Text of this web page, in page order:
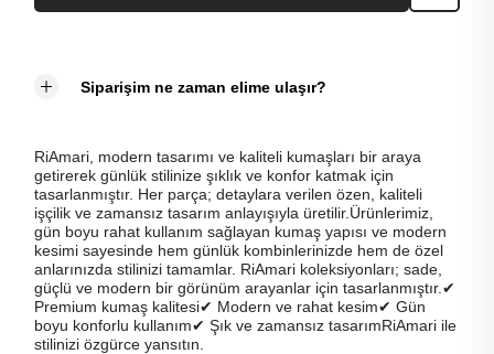
Siparişim ne zaman elime ulaşır?
RiAmari, modern tasarımı ve kaliteli kumaşları bir araya
getirerek günlük stilinize şıklık ve konfor katmak için
tasarlanmıştır. Her parça; detaylara verilen özen, kaliteli
işçilik ve zamansız tasarım anlayışıyla üretilir.Ürünlerimiz,
gün boyu rahat kullanım sağlayan kumaş yapısı ve modern
kesimi sayesinde hem günlük kombinlerinizde hem de özel
anlarınızda stilinizi tamamlar. RiAmari koleksiyonları; sade,
güçlü ve modern bir görünüm arayanlar için tasarlanmıştır.✔
Premium kumaş kalitesi✔ Modern ve rahat kesim✔ Gün
boyu konforlu kullanım✔ Şık ve zamansız tasarımRiAmari ile
stilinizi özgürce yansıtın.